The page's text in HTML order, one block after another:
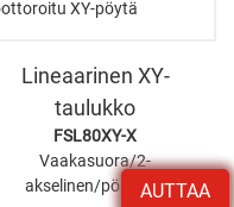
AUTTAA
Lineaarinen XY-
taulukko
FSL80XY-X
Vaakasuora/2-
akselinen/pölytiivis